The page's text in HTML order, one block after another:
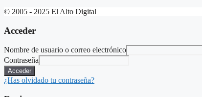
© 2005 - 2025 El Alto Digital
Acceder
Nombre de usuario o correo electrónico
Contraseña
Acceder
¿Has olvidado tu contraseña?